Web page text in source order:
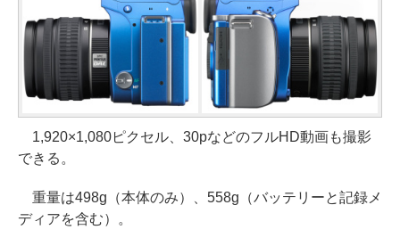
1,920×1,080ピクセル、30pなどのフルHD動画も撮影
できる。
重量は498g（本体のみ）、558g（バッテリーと記録メ
ディアを含む）。